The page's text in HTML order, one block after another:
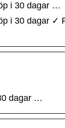
i 30 dagar …
i 30 dagar ✓
dagar …